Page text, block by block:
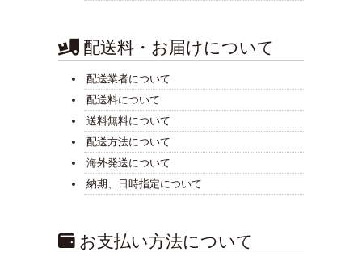
配送料・お届けについて
配送業者について
配送料について
送料無料について
配送方法について
海外発送について
納期、日時指定について
お支払い方法について